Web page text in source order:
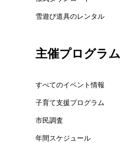
雪遊び道具のレンタル
主催プログラム
すべてのイベント情報
子育て支援プログラム
市民調査
年間スケジュール